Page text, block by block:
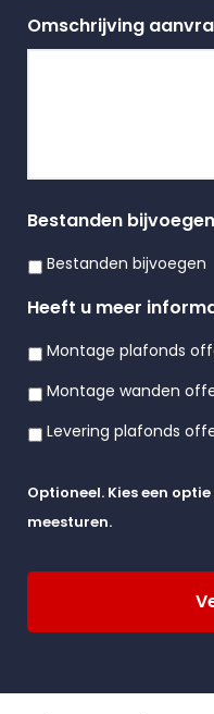
Omschrijving
Bestanden bijvoegen
Bestanden bijvoegen
Heeft u meer
Montage plafonds
Montage wanden
Levering plafonds
Optioneel. Kies een
meesturen.